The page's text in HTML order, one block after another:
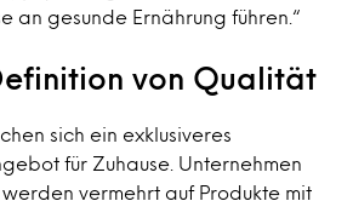
an gesunde Ernährung führen.“
von Qualität
sich ein exklusiveres
für Zuhause. Unternehmen
vermehrt auf Produkte mit